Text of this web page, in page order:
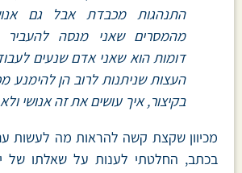
התנהגות מכבדת אבל גם
מהמסרים שאני מנסה להעביר
דומות הוא שאני אדם שנעים
העצות שניתנות לרוב הן להימנע
בקיצור, איך עושים את זה אנושי
מכיוון שקצת קשה להראות מה לעשות
בכתב, החלטתי לענות על שאלתו של